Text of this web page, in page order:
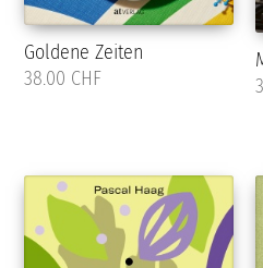
Goldene Zeiten
38.00 CHF